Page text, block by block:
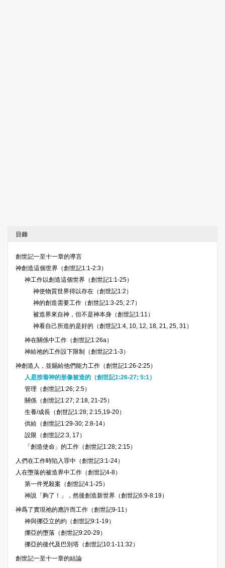
目錄
創世記一至十一章的導言
神創造這個世界（創世記1:1-2:3）
神工作以創造這個世界（創世記1:1-25）
神使物質世界得以存在（創世記1:2）
神的創造需要工作（創世記1:3-25; 2:7）
被造界來自神，但不是神本身（創世記1:11）
神看自己所造的是好的（創世記1:4, 10, 12, 18, 21, 25, 31）
神在關係中工作（創世記1:26a）
神給祂的工作設下限制（創世記2:1-3）
神創造人，並賜給他們能力工作（創世記1:26-2:25）
人是按着神的形像被造的（創世記1:26-27; 5:1）
管理（創世記1:26; 2:5）
關係（創世記1:27; 2:18, 21-25）
生養/成長（創世記1:28; 2:15,19-20）
供給（創世記1:29-30; 2:8-14）
設限（創世記2:3, 17）
「創造使命」的工作（創世記1:28; 2:15）
人們在工作時陷入罪中（創世記3:1-24）
人在墮落的被造界中工作（創世記4-8）
第一件兇殺案（創世記4:1-25）
神說「夠了！」，然後創造新世界（創世記6:9-8:19）
神爲了實現祂的應許而工作（創世記9-11）
神與挪亞立的約（創世記9:1-19）
挪亞的墮落（創世記9:20-29）
挪亞的後代及巴別塔（創世記10:1-11:32）
創世記一至十一章的結論